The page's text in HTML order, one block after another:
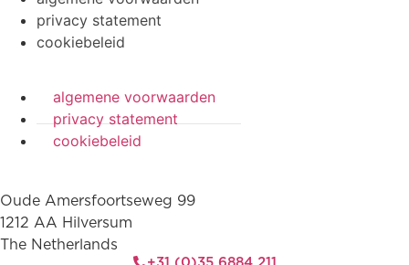
privacy statement
cookiebeleid
algemene voorwaarden
privacy statement
cookiebeleid
Oude Amersfoortseweg 99
1212 AA Hilversum
The Netherlands